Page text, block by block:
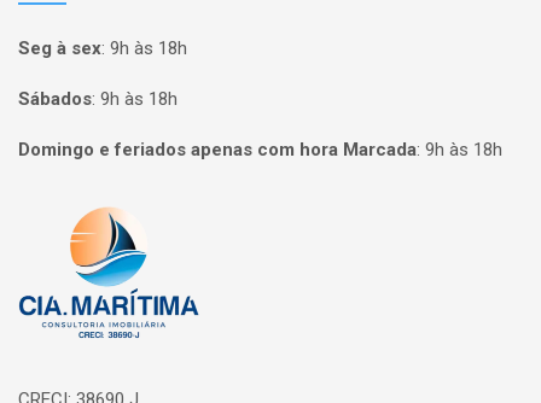
Seg à sex: 9h às 18h
Sábados: 9h às 18h
Domingo e feriados apenas com hora Marcada: 9h às 18h
Página inicial